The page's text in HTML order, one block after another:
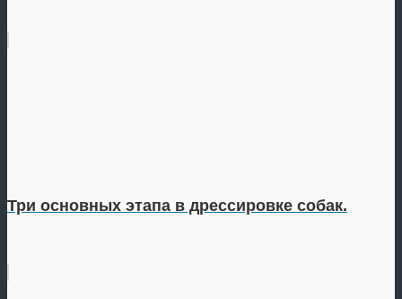
Три основных этапа в дрессировке собак.